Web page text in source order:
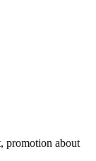
promotion about